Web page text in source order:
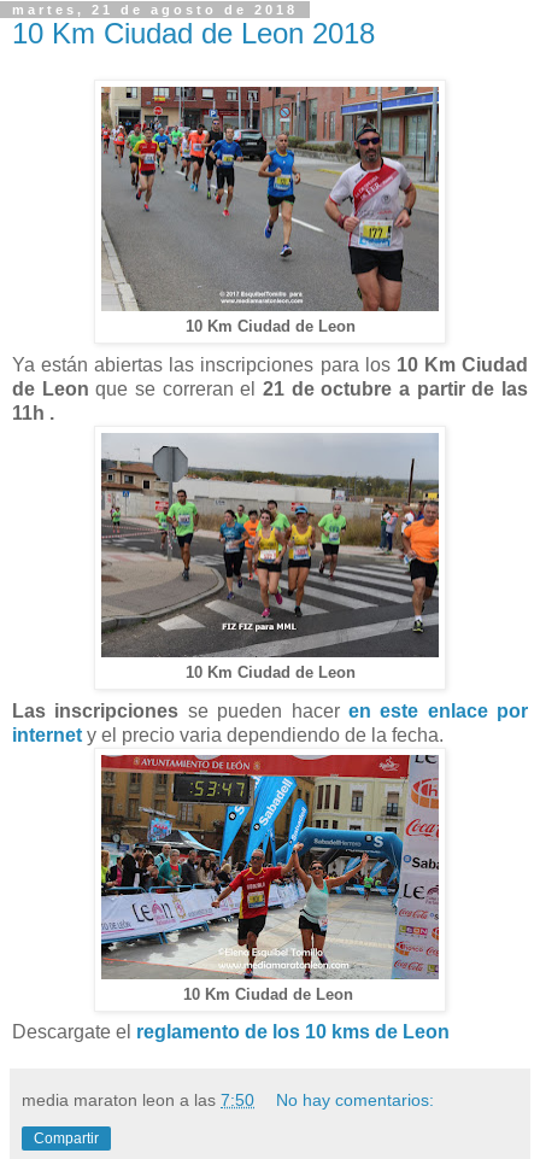
martes, 21 de agosto de 2018
10 Km Ciudad de Leon 2018
10 Km Ciudad de Leon
Ya están abiertas las inscripciones para los 10 Km Ciudad
de Leon que se correran el21 de octubre a partir de las
11h .
10 Km Ciudad de Leon
Las inscripciones se pueden hacer en este enlace por
internet y el precio varia dependiendo de la fecha.
10 Km Ciudad de Leon
Descargate el reglamento de los 10 kms de Leon
media maraton leon a las 7:50 No hay comentarios:
Compartir